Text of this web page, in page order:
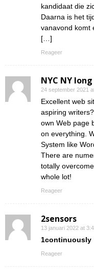
kandidaat die
Daarna is het
vanavond komt
[…]
Reageer
NYC NY
24 september 2021
Excellent web
aspiring
own Web page
on everything.
System like
There are
totally
whole lot!
Reageer
2sensors
13 januari 2022 at
1continuously
Reageer